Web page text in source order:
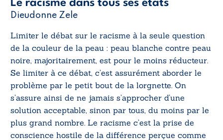
Le racisme dans tous ses états
Dieudonne Zele
Limiter le débat sur le racisme à la seule question
de la couleur de la peau : peau blanche contre peau
noire, majoritairement, est pour le moins réducteur.
Se limiter à ce débat, c’est assurément aborder le
problème par le petit bout de la lorgnette. On
s’assure ainsi de ne jamais s’approcher d’une
solution acceptable, sinon par tous, du moins par le
plus grand nombre. Le racisme c’est la prise de
conscience hostile de la différence perçue comme